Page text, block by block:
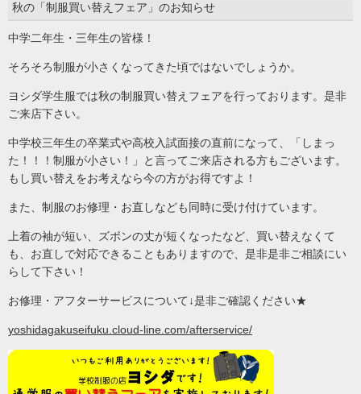
秋の「制服買い替えフェア」のお知らせ
中学二年生・三年生の皆様！
そろそろ制服が小さくなってきた頃ではないでしょうか。
ヨシダ学生服では秋の制服買い替えフェアを行っております。是非
ご来店下さい。
中学校三年生の卒業式や高校入試面接の直前になって、「しまっ
た！！！制服が小さい！」と言ってご来店される方もございます。
もし買い替えをお考えなら今の方がお得ですよ！
また、制服のお修理・お直しなども同時に受け付けています。
上着の袖が短い、ズボンの丈が短くなったなど、買い替えなくて
も、お直しで対応できることもありますので、是非是非ご相談にい
らして下さい！
お修理・アフターサービスについて↓是非ご確認ください★
yoshidagakuseifuku.cloud-line.com/afterservice/